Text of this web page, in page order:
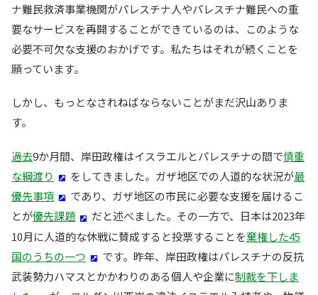
ナ難民救済事業機関がパレスチナ人やパレスチナ難民への重
要なサービスを再開することができているのは、このような
必要不可欠な支援のおかげです。私たちはそれが続くことを
願っています。
しかし、もっとなされねばならないことがまだ沢山ありま
す。
過去9か月間、岸田政権はイスラエルとパレスチナの間で慎重
な綱渡り
をしてきました。ガザ地区での人道的な状況が最
優先事項
であり、ガザ地区の市民に必要な支援を届けるこ
とが優先課題
だと述べました。その一方で、日本は2023年
10月に人道的な休戦に賛成すると投票することを棄権した45
国のうちの一つ
です。昨年、岸田政権はパレスチナの反抗
武装勢力ハマスとかかわりのある個人や企業に制裁を下しま